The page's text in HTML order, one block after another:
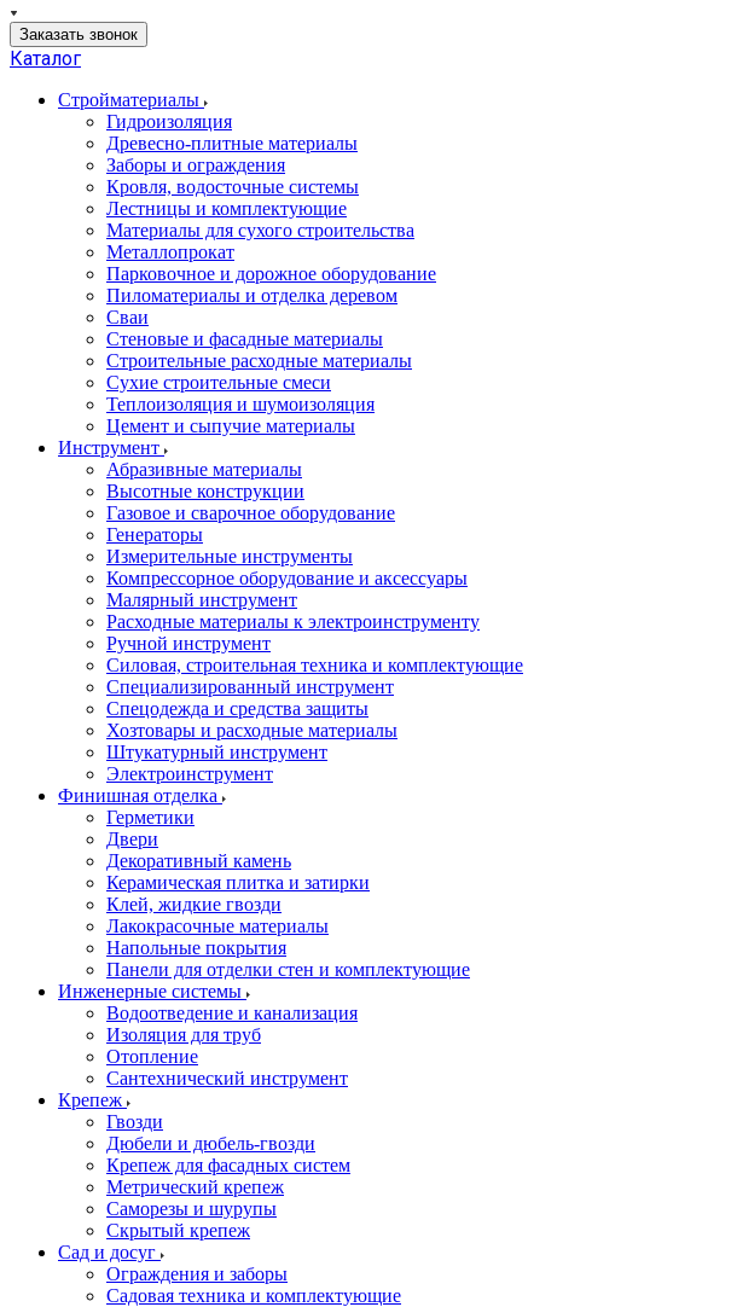
Заказать звонок
Каталог
Стройматериалы
Гидроизоляция
Древесно-плитные материалы
Заборы и ограждения
Кровля, водосточные системы
Лестницы и комплектующие
Материалы для сухого строительства
Металлопрокат
Парковочное и дорожное оборудование
Пиломатериалы и отделка деревом
Сваи
Стеновые и фасадные материалы
Строительные расходные материалы
Сухие строительные смеси
Теплоизоляция и шумоизоляция
Цемент и сыпучие материалы
Инструмент
Абразивные материалы
Высотные конструкции
Газовое и сварочное оборудование
Генераторы
Измерительные инструменты
Компрессорное оборудование и аксессуары
Малярный инструмент
Расходные материалы к электроинструменту
Ручной инструмент
Силовая, строительная техника и комплектующие
Специализированный инструмент
Спецодежда и средства защиты
Хозтовары и расходные материалы
Штукатурный инструмент
Электроинструмент
Финишная отделка
Герметики
Двери
Декоративный камень
Керамическая плитка и затирки
Клей, жидкие гвозди
Лакокрасочные материалы
Напольные покрытия
Панели для отделки стен и комплектующие
Инженерные системы
Водоотведение и канализация
Изоляция для труб
Отопление
Сантехнический инструмент
Крепеж
Гвозди
Дюбели и дюбель-гвозди
Крепеж для фасадных систем
Метрический крепеж
Саморезы и шурупы
Скрытый крепеж
Сад и досуг
Ограждения и заборы
Садовая техника и комплектующие